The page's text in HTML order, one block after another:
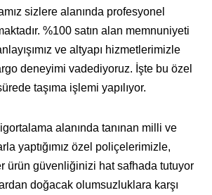
sizlere alanında profesyonel
%100 satın alan memnuniyeti
ve altyapı hizmetlerimizle
deneyimi vadediyoruz. İşte bu özel
taşıma işlemi yapılıyor.
alanında tanınan milli ve
yaptığımız özel poliçelerimizle,
ürün güvenliğinizi hat safhada tutuyor
doğacak olumsuzluklara karşı